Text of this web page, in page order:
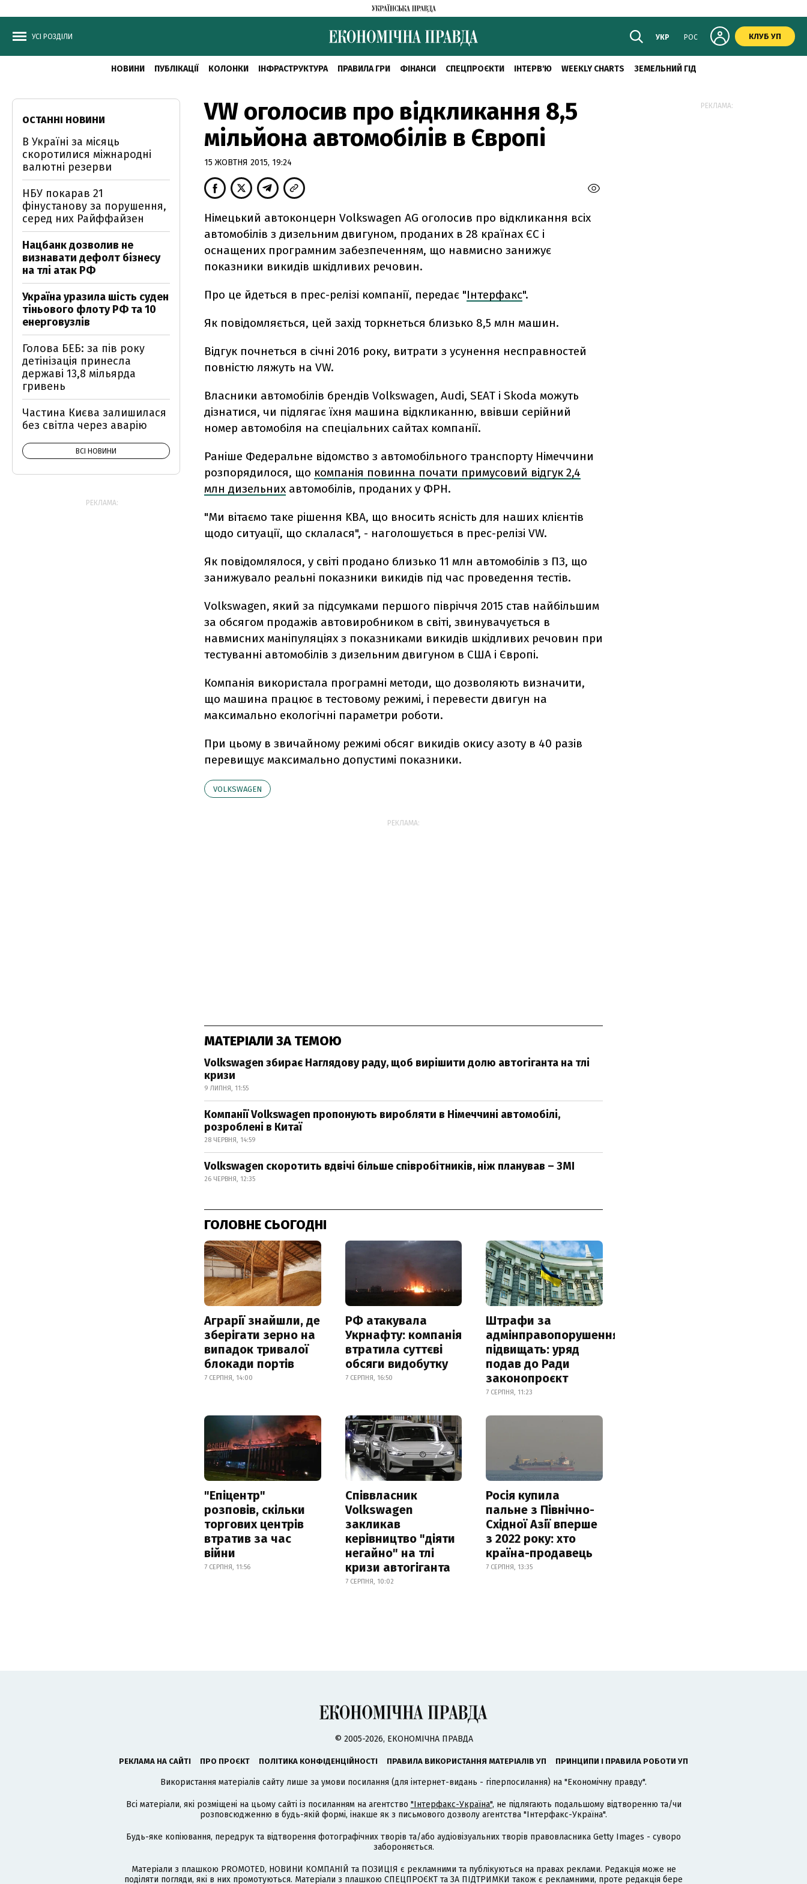
УСІ РОЗДІЛИ УКР РОС КЛУБ УП
НОВИНИ ПУБЛІКАЦІЇ КОЛОНКИ ІНФРАСТРУКТУРА ПРАВИЛА ГРИ ФІНАНСИ СПЕЦПРОЄКТИ ІНТЕРВ'Ю WEEKLY CHARTS ЗЕМЕЛЬНИЙ ГІД
VW оголосив про відкликання 8,5
мільйона автомобілів в Європі
15 ЖОВТНЯ 2015, 19:24
Німецький автоконцерн Volkswagen AG оголосив про відкликання всіх
автомобілів з дизельним двигуном, проданих в 28 країнах ЄС і
оснащених програмним забезпеченням, що навмисно занижує
показники викидів шкідливих речовин.
Про це йдеться в прес-релізі компанії, передає "Інтерфакс".
Як повідомляється, цей захід торкнеться близько 8,5 млн машин.
Відгук почнеться в січні 2016 року, витрати з усунення несправностей
повністю ляжуть на VW.
Власники автомобілів брендів Volkswagen, Audi, SEAT і Skoda можуть
дізнатися, чи підлягає їхня машина відкликанню, ввівши серійний
номер автомобіля на спеціальних сайтах компанії.
Раніше Федеральне відомство з автомобільного транспорту Німеччини
розпорядилося, що компанія повинна почати примусовий відгук 2,4
млн дизельних автомобілів, проданих у ФРН.
"Ми вітаємо таке рішення KBA, що вносить ясність для наших клієнтів
щодо ситуації, що склалася", - наголошується в прес-релізі VW.
Як повідомлялося, у світі продано близько 11 млн автомобілів з ПЗ, що
занижувало реальні показники викидів під час проведення тестів.
Volkswagen, який за підсумками першого півріччя 2015 став найбільшим
за обсягом продажів автовиробником в світі, звинувачується в
навмисних маніпуляціях з показниками викидів шкідливих речовин при
тестуванні автомобілів з дизельним двигуном в США і Європі.
Компанія використала програмні методи, що дозволяють визначити,
що машина працює в тестовому режимі, і перевести двигун на
максимально екологічні параметри роботи.
При цьому в звичайному режимі обсяг викидів окису азоту в 40 разів
перевищує максимально допустимі показники.
VOLKSWAGEN
РЕКЛАМА:
МАТЕРІАЛИ ЗА ТЕМОЮ
Volkswagen збирає Наглядову раду, щоб вирішити долю автогіганта на тлі
кризи
9 ЛИПНЯ, 11:55
Компанії Volkswagen пропонують виробляти в Німеччині автомобілі,
розроблені в Китаї
28 ЧЕРВНЯ, 14:59
Volkswagen скоротить вдвічі більше співробітників, ніж планував – ЗМІ
26 ЧЕРВНЯ, 12:35
ГОЛОВНЕ СЬОГОДНІ
Аграрії знайшли, де
зберігати зерно на
випадок тривалої
блокади портів
7 СЕРПНЯ, 14:00
РФ атакувала
Укрнафту: компанія
втратила суттєві
обсяги видобутку
7 СЕРПНЯ, 16:50
Штрафи за
адмінправопорушення
підвищать: уряд
подав до Ради
законопроєкт
7 СЕРПНЯ, 11:23
"Епіцентр"
розповів, скільки
торгових центрів
втратив за час
війни
7 СЕРПНЯ, 11:56
Співвласник
Volkswagen
закликав
керівництво "діяти
негайно" на тлі
кризи автогіганта
7 СЕРПНЯ, 10:02
Росія купила
пальне з Північно-
Східної Азії вперше
з 2022 року: хто
країна-продавець
7 СЕРПНЯ, 13:35
ОСТАННІ НОВИНИ
В Україні за місяць
скоротилися міжнародні
валютні резерви
НБУ покарав 21
фінустанову за порушення,
серед них Райффайзен
Нацбанк дозволив не
визнавати дефолт бізнесу
на тлі атак РФ
Україна уразила шість суден
тіньового флоту РФ та 10
енерговузлів
Голова БЕБ: за пів року
детінізація принесла
державі 13,8 мільярда
гривень
Частина Києва залишилася
без світла через аварію
ВСІ НОВИНИ
РЕКЛАМА:
РЕКЛАМА:
© 2005-2026, ЕКОНОМІЧНА ПРАВДА
РЕКЛАМА НА САЙТІ ПРО ПРОЄКТ ПОЛІТИКА КОНФІДЕНЦІЙНОСТІ ПРАВИЛА ВИКОРИСТАННЯ МАТЕРІАЛІВ УП ПРИНЦИПИ І ПРАВИЛА РОБОТИ УП
Використання матеріалів сайту лише за умови посилання (для інтернет-видань - гіперпосилання) на "Економічну правду".
Всі матеріали, які розміщені на цьому сайті із посиланням на агентство "Інтерфакс-Україна", не підлягають подальшому відтворенню та/чи
розповсюдженню в будь-якій формі, інакше як з письмового дозволу агентства "Інтерфакс-Україна".
Будь-яке копіювання, передрук та відтворення фотографічних творів та/або аудіовізуальних творів правовласника Getty Images - суворо
забороняється.
Матеріали з плашкою PROMOTED, НОВИНИ КОМПАНІЙ та ПОЗИЦІЯ є рекламними та публікуються на правах реклами. Редакція може не
поділяти погляди, які в них промотуються. Матеріали з плашкою СПЕЦПРОЄКТ та ЗА ПІДТРИМКИ також є рекламними, проте редакція бере